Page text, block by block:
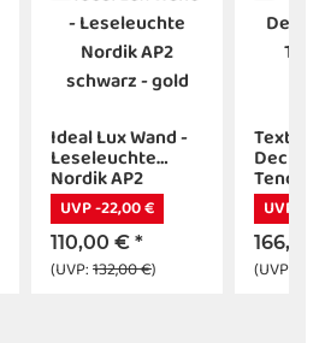
Ideal Lux Wand -
Leseleuchte
Nordik AP2
schwarz - gold
UVP -22,00 €
110,00 € *
(UVP:132,00 €)
Textil
Tenora
schwarz
UVP -
(UVP: